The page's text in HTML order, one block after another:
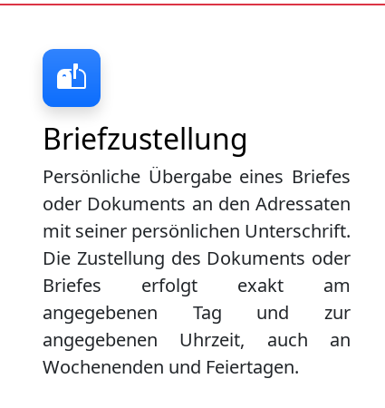
Briefzustellung
Persönliche Übergabe eines Briefes
oder Dokuments an den Adressaten
mit seiner persönlichen Unterschrift.
Die Zustellung des Dokuments oder
Briefes erfolgt exakt am
angegebenen Tag und zur
angegebenen Uhrzeit, auch an
Wochenenden und Feiertagen.